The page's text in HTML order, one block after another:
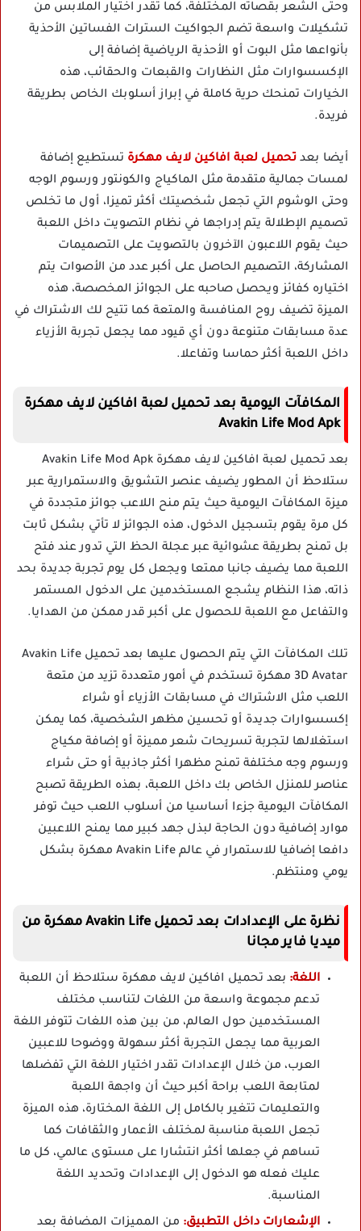
وحتى الشعر بقصاته المختلفة، كما تقدر اختيار الملابس من
تشكيلات واسعة تضم الجواكيت السترات الفساتين الأحذية
بأنواعها مثل البوت أو الأحذية الرياضية إضافة إلى
الإكسسوارات مثل النظارات والقبعات والحقائب، هذه
الخيارات تمنحك حرية كاملة في إبراز أسلوبك الخاص بطريقة
فريدة.
أيضا بعد تحميل لعبة افاكين لايف مهكرة تستطيع إضافة
لمسات جمالية متقدمة مثل الماكياج والكونتور ورسوم الوجه
وحتى الوشوم التي تجعل شخصيتك أكثر تميزا، أول ما تخلص
تصميم الإطلالة يتم إدراجها في نظام التصويت داخل اللعبة
حيث يقوم اللاعبون الآخرون بالتصويت على التصميمات
المشاركة، التصميم الحاصل على أكبر عدد من الأصوات يتم
اختياره كفائز ويحصل صاحبه على الجوائز المخصصة، هذه
الميزة تضيف روح المنافسة والمتعة كما تتيح لك الاشتراك في
عدة مسابقات متنوعة دون أي قيود مما يجعل تجربة الأزياء
داخل اللعبة أكثر حماسا وتفاعلا.
المكافآت اليومية بعد تحميل لعبة افاكين لايف مهكرة
Avakin Life Mod Apk
بعد تحميل لعبة افاكين لايف مهكرة Avakin Life Mod Apk
ستلاحظ أن المطور يضيف عنصر التشويق والاستمرارية عبر
ميزة المكافآت اليومية حيث يتم منح اللاعب جوائز متجددة في
كل مرة يقوم بتسجيل الدخول، هذه الجوائز لا تأتي بشكل ثابت
بل تمنح بطريقة عشوائية عبر عجلة الحظ التي تدور عند فتح
اللعبة مما يضيف جانبا ممتعا ويجعل كل يوم تجربة جديدة بحد
ذاته، هذا النظام يشجع المستخدمين على الدخول المستمر
والتفاعل مع اللعبة للحصول على أكبر قدر ممكن من الهدايا.
تلك المكافآت التي يتم الحصول عليها بعد تحميل Avakin Life
3D Avatar مهكرة تستخدم في أمور متعددة تزيد من متعة
اللعب مثل الاشتراك في مسابقات الأزياء أو شراء
إكسسوارات جديدة أو تحسين مظهر الشخصية، كما يمكن
استغلالها لتجربة تسريحات شعر مميزة أو إضافة مكياج
ورسوم وجه مختلفة تمنح مظهرا أكثر جاذبية أو حتى شراء
عناصر للمنزل الخاص بك داخل اللعبة، بهذه الطريقة تصبح
المكافآت اليومية جزءا أساسيا من أسلوب اللعب حيث توفر
موارد إضافية دون الحاجة لبذل جهد كبير مما يمنح اللاعبين
دافعا إضافيا للاستمرار في عالم Avakin Life مهكرة بشكل
يومي ومنتظم.
نظرة على الإعدادات بعد تحميل Avakin Life مهكرة من
ميديا فاير مجانا
اللغة: بعد تحميل افاكين لايف مهكرة ستلاحظ أن اللعبة
تدعم مجموعة واسعة من اللغات لتناسب مختلف
المستخدمين حول العالم، من بين هذه اللغات تتوفر اللغة
العربية مما يجعل التجربة أكثر سهولة ووضوحا للاعبين
العرب، من خلال الإعدادات تقدر اختيار اللغة التي تفضلها
لمتابعة اللعب براحة أكبر حيث أن واجهة اللعبة
والتعليمات تتغير بالكامل إلى اللغة المختارة، هذه الميزة
تجعل اللعبة مناسبة لمختلف الأعمار والثقافات كما
تساهم في جعلها أكثر انتشارا على مستوى عالمي، كل ما
عليك فعله هو الدخول إلى الإعدادات وتحديد اللغة
المناسبة.
الإشعارات داخل التطبيق: من المميزات المضافة بعد